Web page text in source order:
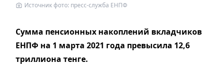
Источник фото: пресс-служба ЕНПФ
Сумма пенсионных накоплений вкладчиков
ЕНПФ на 1 марта 2021 года превысила 12,6
триллиона тенге.